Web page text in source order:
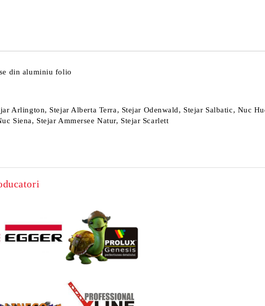
din aluminiu folio
Arlington, Stejar Alberta Terra, Stejar Odenwald, Stejar Salbatic, Nuc
Siena, Stejar Ammersee Natur, Stejar Scarlett